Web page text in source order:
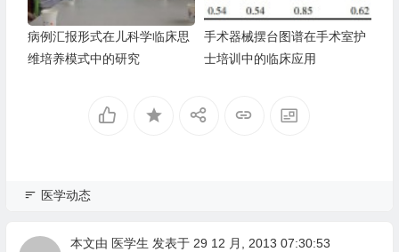
病例汇报形式在儿科学临床思
维培养模式中的研究
手术器械摆台图谱在手术室护
士培训中的临床应用
医学动态
本文由 医学生 发表于 29 12 月, 2013 07:30:53